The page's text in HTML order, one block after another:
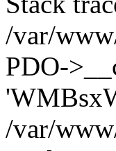
/var/
PDO-
/var/